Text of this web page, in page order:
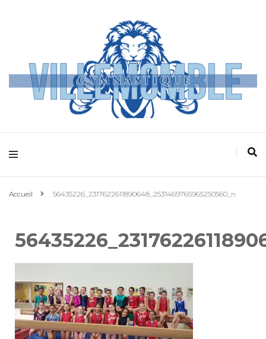
Villemomble
Gymnastique
Accueil 56435226_2317622611890648_2531469765965250560_n